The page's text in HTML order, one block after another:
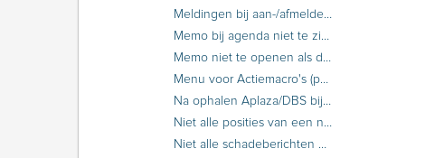
Meldingen bij aan-/afmelden kenteken RDW
Memo bij agenda niet te zien in de werklijst
Memo niet te openen als de afgehandelde agenda van een niet-actieve gebruiker is
Menu voor Actiemacro's (pad BVCA) verdwenen
Na ophalen Aplaza/DBS bij ASR foutmelding ‘Request failed. Certificate does not belong to an account’.
Niet alle posities van een nummeriek label zijn zichtbaar
Niet alle schadeberichten afgehandeld bij inlezen CHR-berichten